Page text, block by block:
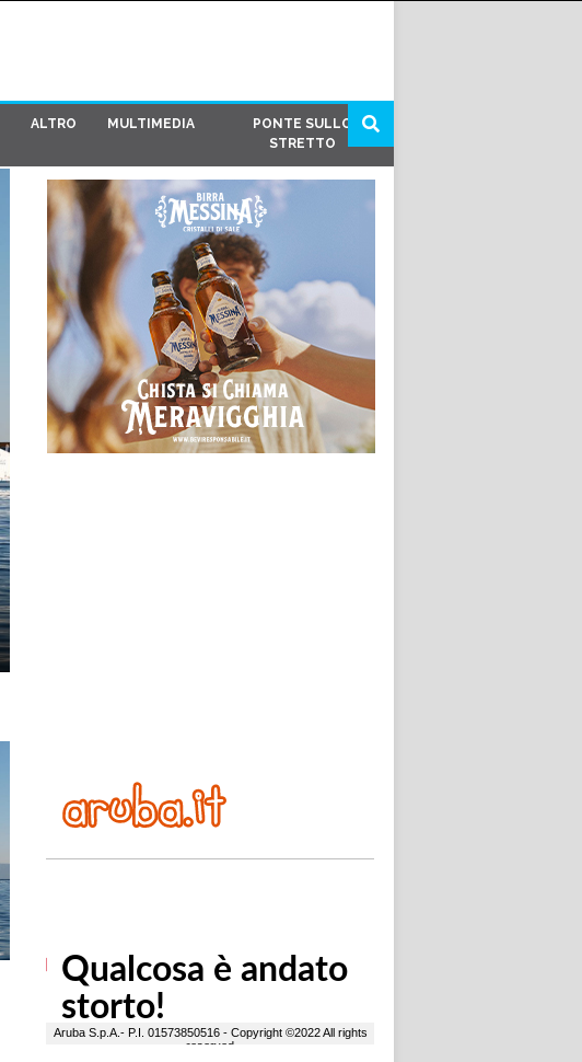
ALTRO MULTIMEDIA
PONTE SULLO
STRETTO